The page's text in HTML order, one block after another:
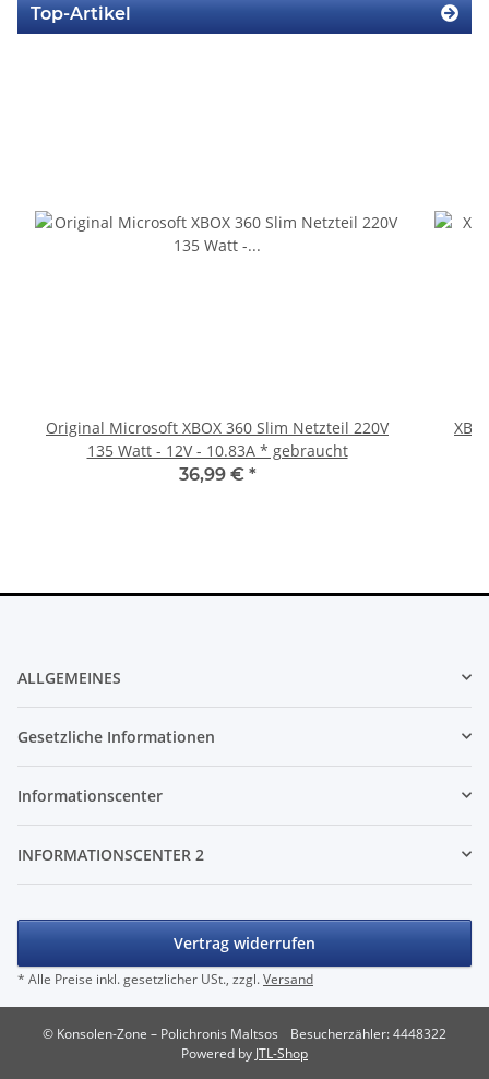
Top-Artikel
Original Microsoft XBOX 360 Slim Netzteil 220V
135 Watt - 12V - 10.83A * gebraucht
36,99 € *
ALLGEMEINES
Gesetzliche Informationen
Informationscenter
INFORMATIONSCENTER 2
Vertrag widerrufen
* Alle Preise inkl. gesetzlicher USt., zzgl.Versand
© Konsolen-Zone – Polichronis Maltsos
Besucherzähler: 4448322
Powered by JTL-Shop